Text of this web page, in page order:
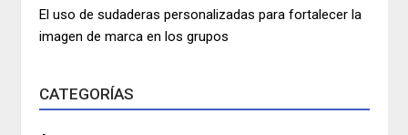
El uso de sudaderas personalizadas para fortalecer la
imagen de marca en los grupos
CATEGORÍAS